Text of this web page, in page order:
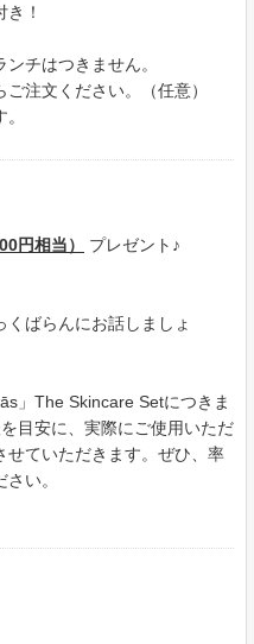
き！
チはつきません。
注文ください。（任意）
円相当） プレゼント♪
ばらんにお話しましょ
」The Skincare Setにつきま
目安に、実際にご使用いただ
せていただきます。ぜひ、率
い。